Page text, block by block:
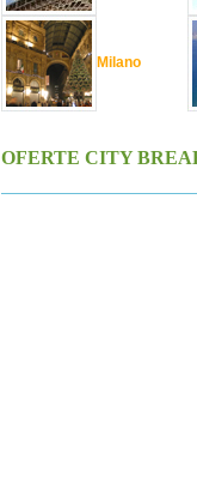
Milano
OFERTE CITY